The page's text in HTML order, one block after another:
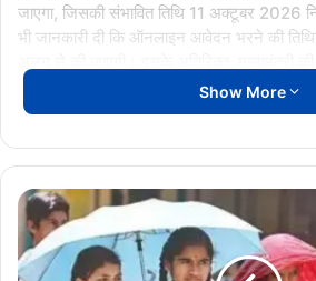
जाएगा, जिसकी संभावित तिथि 11 अक्टूबर 2026
भी जानकारी दी कि ऑनलाइन आवेदन भरने की तिथियों
एवं शिक्षक पदों पर भर्ती के लिए भी शीघ्र अलग-अलग
शिक्षक_भर्ती
Show More
CG
NEWS
बच्चों